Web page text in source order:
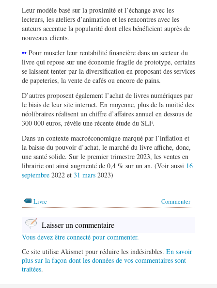
Leur modèle basé sur la proximité et l’échange avec les
lecteurs, les ateliers d’animation et les rencontres avec les
auteurs accentue la popularité dont elles bénéficient auprès de
nouveaux clients.
•• Pour muscler leur rentabilité financière dans un secteur du
livre qui repose sur une économie fragile de prototype, certains
se laissent tenter par la diversification en proposant des services
de papeteries, la vente de cafés ou encore de pains.
D’autres proposent également l’achat de livres numériques par
le biais de leur site internet. En moyenne, plus de la moitié des
néolibraires réalisent un chiffre d’affaires annuel en dessous de
300 000 euros, révèle une récente étude du SLF.
Dans un contexte macroéconomique marqué par l’inflation et
la baisse du pouvoir d’achat, le marché du livre affiche, donc,
une santé solide. Sur le premier trimestre 2023, les ventes en
librairie ont ainsi augmenté de 0,4 % sur un an. (Voir aussi 16
septembre 2022 et 31 mars 2023)
Commenter
Livre
Laisser un commentaire
Vous devez être connecté pour commenter.
Ce site utilise Akismet pour réduire les indésirables. En savoir
plus sur la façon dont les données de vos commentaires sont
traitées.